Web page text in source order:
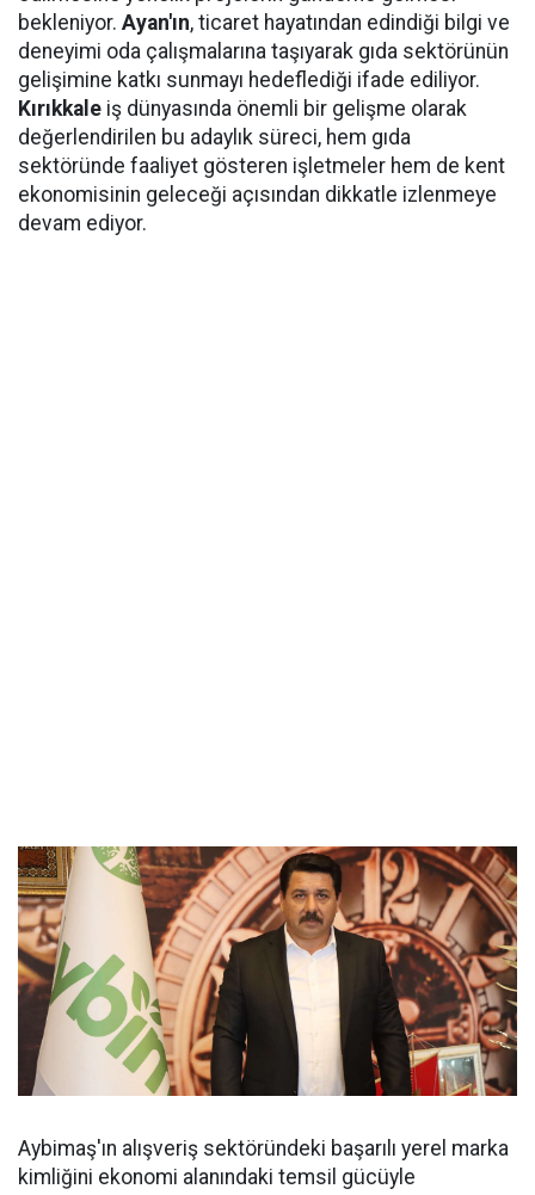
bekleniyor. Ayan'ın, ticaret hayatından edindiği bilgi ve
deneyimi oda çalışmalarına taşıyarak gıda sektörünün
gelişimine katkı sunmayı hedeflediği ifade ediliyor.
Kırıkkale iş dünyasında önemli bir gelişme olarak
değerlendirilen bu adaylık süreci, hem gıda
sektöründe faaliyet gösteren işletmeler hem de kent
ekonomisinin geleceği açısından dikkatle izlenmeye
devam ediyor.
Aybimaş'ın alışveriş sektöründeki başarılı yerel marka
kimliğini ekonomi alanındaki temsil gücüyle